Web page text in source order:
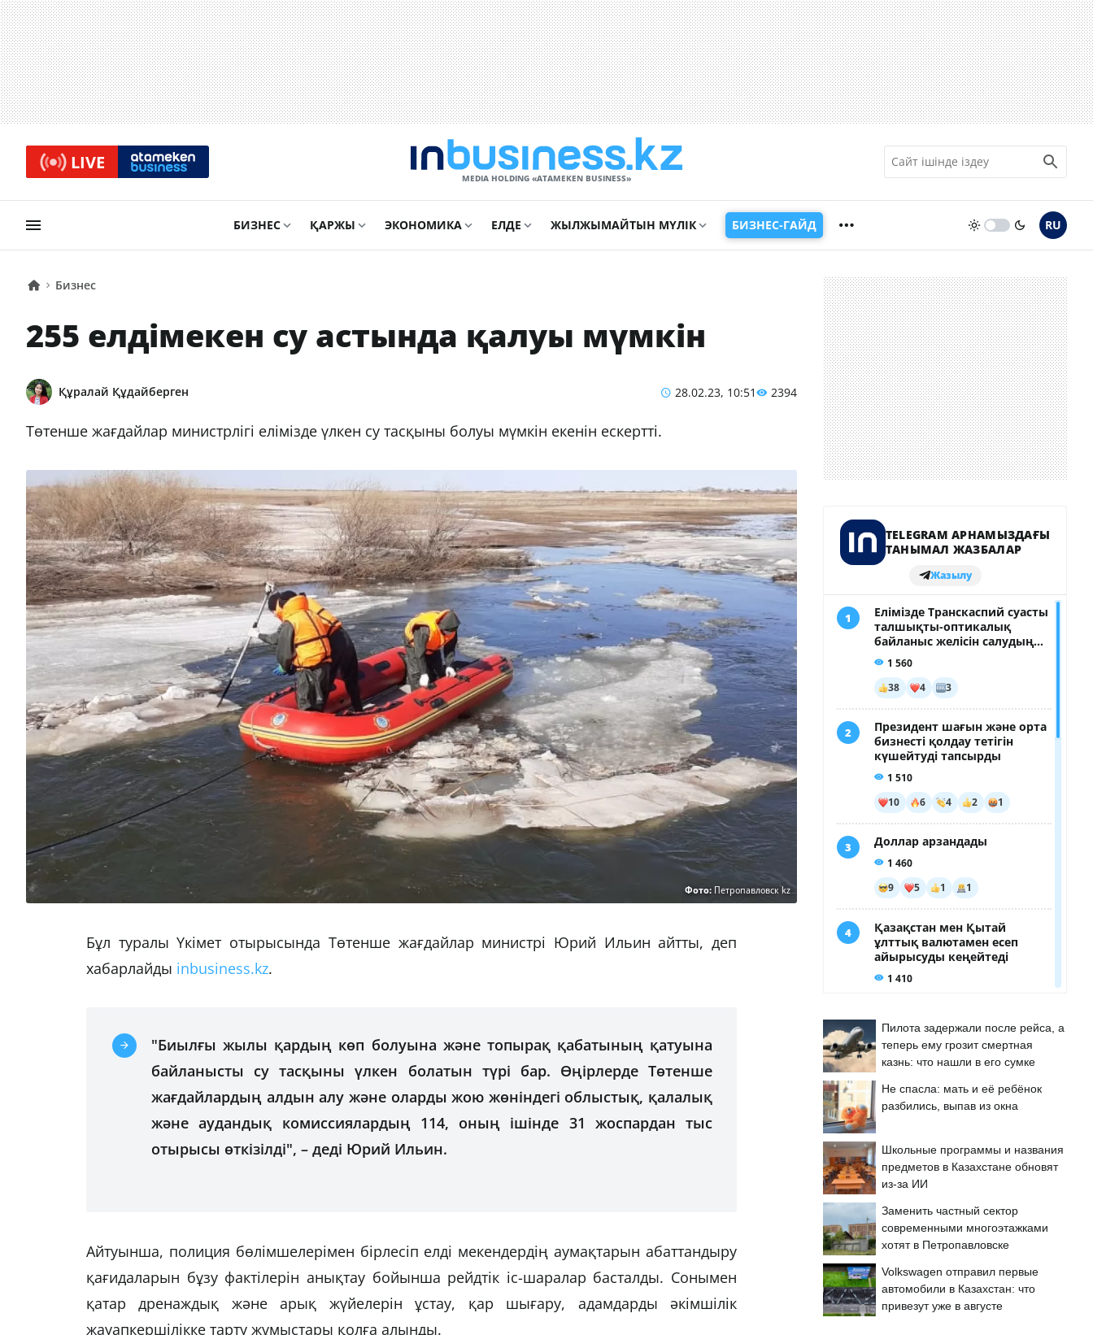
LIVE
MEDIA HOLDING «ATAMEKЕN BUSINESS»
БИЗНЕС ҚАРЖЫ ЭКОНОМИКА ЕЛДЕ ЖЫЛЖЫМАЙТЫН МҮЛІК БИЗНЕС-ГАЙД RU
Бизнес
255 елдімекен су астында қалуы мүмкін
Құралай Құдайберген 28.02.23, 10:51 2394
Төтенше жағдайлар министрлігі елімізде үлкен су тасқыны болуы мүмкін екенін ескертті.
Фото: Петропавловск kz
Бұл туралы Үкімет отырысында Төтенше жағдайлар министрі Юрий Ильин айтты, деп
хабарлайды inbusiness.kz.
"Биылғы жылы қардың көп болуына және топырақ қабатының қатуына
байланысты су тасқыныүлкен болатын түрі бар. Өңірлерде Төтенше
жағдайлардың алдын алу және оларды жою жөніндегі облыстық, қалалық
және аудандық комиссиялардың 114, оның ішінде 31 жоспардан тыс
отырысы өткізілді", – деді Юрий Ильин.
Айтуынша, полиция бөлімшелерімен бірлесіп елді мекендердің аумақтарын абаттандыру
қағидаларын бұзу фактілерін анықтау бойынша рейдтік іс-шаралар басталды. Сонымен
қатар дренаждық және арық жүйелерін ұстау, қар шығару, адамдарды әкімшілік
жауапкершілікке тарту жұмыстары қолға алынды.
Пилота задержали после рейса, а
теперь ему грозит смертная
казнь: что нашли в его сумке
Не спасла: мать и её ребёнок
разбились, выпав из окна
Школьные программы и названия
предметов в Казахстане обновят
из-за ИИ
Заменить частный сектор
современными многоэтажками
хотят в Петропавловске
Volkswagen отправил первые
автомобили в Казахстан: что
привезут уже в августе